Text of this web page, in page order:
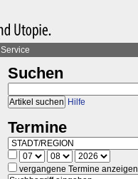
Service
Suchen
Hilfe
Termine
vergangene Termine anzeigen